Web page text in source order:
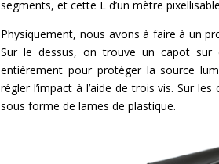
segments, et cette L d’un mètre
Physiquement, nous avons à faire à un
Sur le dessus, on trouve un capot
entièrement pour protéger la source
régler l’impact à l’aide de trois vis. Sur
sous forme de lames de plastique.